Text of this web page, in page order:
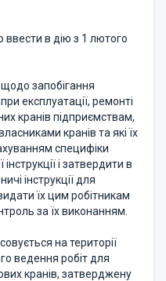
ввести в дію з 1 лютого
запобігання
експлуатації, ремонті
кранів підприємствам,
кранів та які їх
специфіки
і затвердити в
інструкції для
їх цим робітникам
за їх виконанням.
на території
ведення робіт для
кранів, затверджену